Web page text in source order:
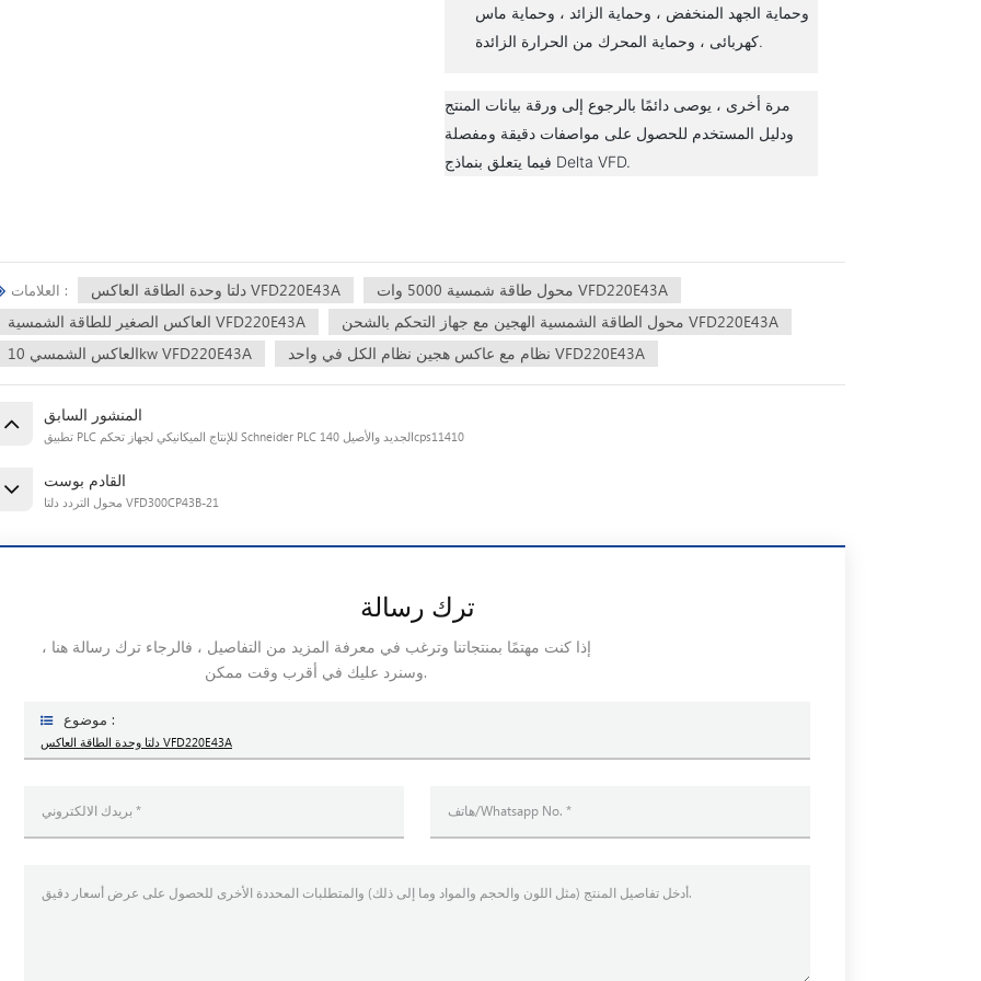
وحماية الجهد المنخفض ، وحماية الزائد ، وحماية ماس
كهربائى ، وحماية المحرك من الحرارة الزائدة.
مرة أخرى ، يوصى دائمًا بالرجوع إلى ورقة بيانات المنتج
ودليل المستخدم للحصول على مواصفات دقيقة ومفصلة
فيما يتعلق بنماذج Delta VFD.
العلامات : دلتا وحدة الطاقة العاكس VFD220E43A
محول طاقة شمسية 5000 وات VFD220E43A
العاكس الصغير للطاقة الشمسية VFD220E43A
محول الطاقة الشمسية الهجين مع جهاز التحكم بالشحن VFD220E43A
العاكس الشمسي 10kw VFD220E43A
نظام مع عاكس هجين نظام الكل في واحد VFD220E43A
المنشور السابق
تطبيق PLC للإنتاج الميكانيكي لجهاز تحكم Schneider PLC الجديد والأصيل 140cps11410
القادم بوست
محول التردد دلتا VFD300CP43B-21
ترك رسالة
إذا كنت مهتمًا بمنتجاتنا وترغب في معرفة المزيد من التفاصيل ، فالرجاء ترك رسالة هنا ،
وسنرد عليك في أقرب وقت ممكن.
موضوع :
دلتا وحدة الطاقة العاكس VFD220E43A